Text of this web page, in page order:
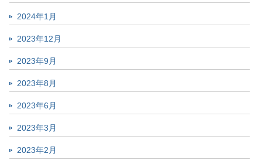
2024年1月
2023年12月
2023年9月
2023年8月
2023年6月
2023年3月
2023年2月